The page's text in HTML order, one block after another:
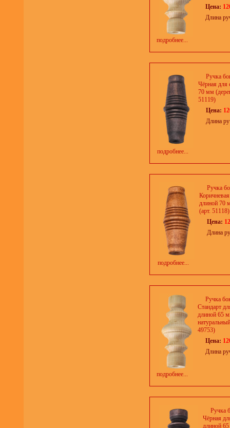
подробнее...
Цена:
Длина
подробнее...
Ручка
Чёрная для
70 мм
51119)
Цена:
Длина
подробнее...
Ручка
длиной 70
(арт. 51118)
Цена:
Длина
подробнее...
Ручка
Стандарт
длиной 65
49753)
Цена:
Длина
Ручка
Чёрная
длиной